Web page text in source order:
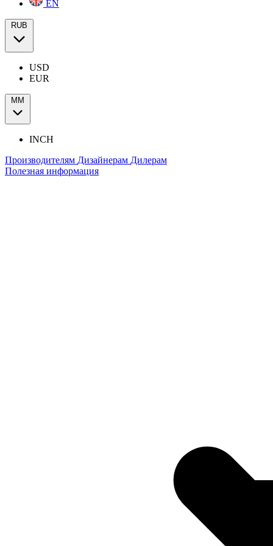
EN
RUB
USD
EUR
ММ
INCH
Производителям Дизайнерам Дилерам
Полезная информация